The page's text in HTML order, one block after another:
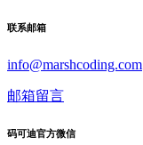
联系邮箱
info@marshcoding.com
邮箱留言
码可迪官方微信